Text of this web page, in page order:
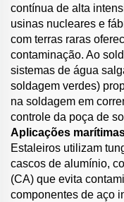
contínua de alta
usinas nucleares e
com terras raras
contaminação. Ao
sistemas de água
soldagem verdes)
na soldagem em
controle da poça de
Aplicações
Estaleiros utilizam
cascos de alumínio,
(CA) que evita
componentes de aço